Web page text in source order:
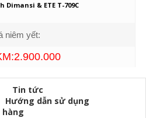
Dimansi & ETE T-709C
niêm yết:
Tin tức
Hướng dẫn sử dụng
hàng